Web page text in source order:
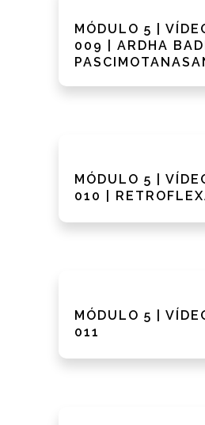
MÓDULO 5 |
009 | ARDHA
MÓDULO 5 |
010 |
MÓDULO 5 |
011